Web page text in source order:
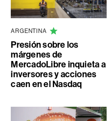
ARGENTINA
Presión sobre los
márgenes de
MercadoLibre inquieta a
inversores y acciones
caen en el Nasdaq